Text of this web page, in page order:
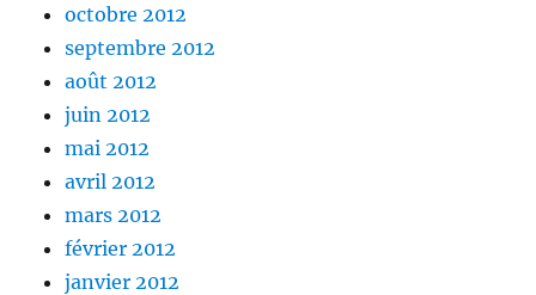
octobre 2012
septembre 2012
août 2012
juin 2012
mai 2012
avril 2012
mars 2012
février 2012
janvier 2012